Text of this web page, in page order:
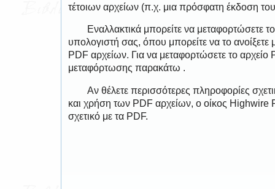
τέτοιων αρχείων (π.χ. μια πρόσφατη έκδοση
Εναλλακτικά μπορείτε να μεταφορτώσετε
υπολογιστή σας, όπου μπορείτε να το
PDF αρχείων. Για να μεταφορτώσετε το
μεταφόρτωσης παρακάτω .
Αν θέλετε περισσότερες πληροφορίες
και χρήση των PDF αρχείων, ο οίκος Highwire
σχετικό με τα PDF.